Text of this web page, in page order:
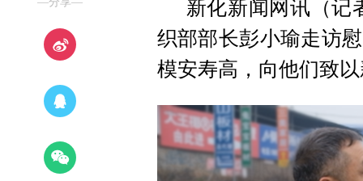
新化新闻网讯（记
织部部长彭小瑜走访
模安寿高，向他们致